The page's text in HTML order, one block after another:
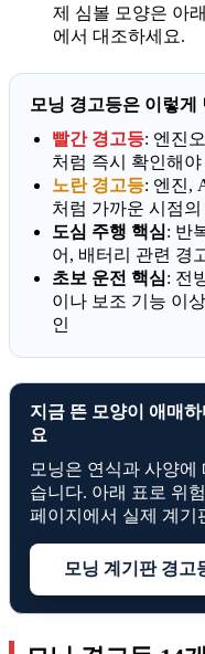
제 심볼 모양은 아
에서 대조하세요.
모닝 경고등은 이렇게
빨간 경고등: 엔진
처럼 즉시 확인해야
노란 경고등: 엔진,
처럼 가까운 시점
도심 주행 핵심: 반
어, 배터리 관련 경
초보 운전 핵심: 전
이나 보조 기능 이
인
지금 뜬 모양이 애매
요
모닝은 연식과 사양에
습니다. 아래 표로 위
페이지에서 실제 계기
모닝 계기판 경고